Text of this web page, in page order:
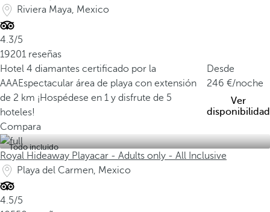
Riviera Maya, Mexico
4.3/5
19201 reseñas
Hotel 4 diamantes certificado por la
AAAEspectacular área de playa con extensión
de 2 km ¡Hospédese en 1 y disfrute de 5
hoteles!
Desde
246
/noche
Ver
disponibilidad
Compara
Todo incluido
Royal Hideaway Playacar - Adults only - All Inclusive
Playa del Carmen, Mexico
4.5/5